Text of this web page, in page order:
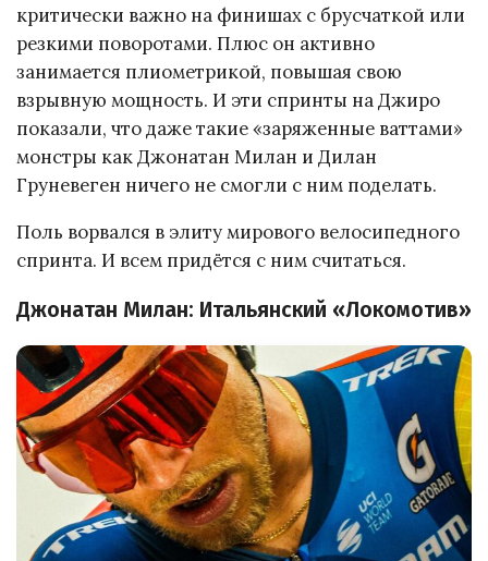
критически важно на финишах с брусчаткой или
резкими поворотами. Плюс он активно
занимается плиометрикой, повышая свою
взрывную мощность. И эти спринты на Джиро
показали, что даже такие «заряженные ваттами»
монстры как Джонатан Милан и Дилан
Груневеген ничего не смогли с ним поделать.
Поль ворвался в элиту мирового велосипедного
спринта. И всем придётся с ним считаться.
Джонатан Милан: Итальянский «Локомотив»